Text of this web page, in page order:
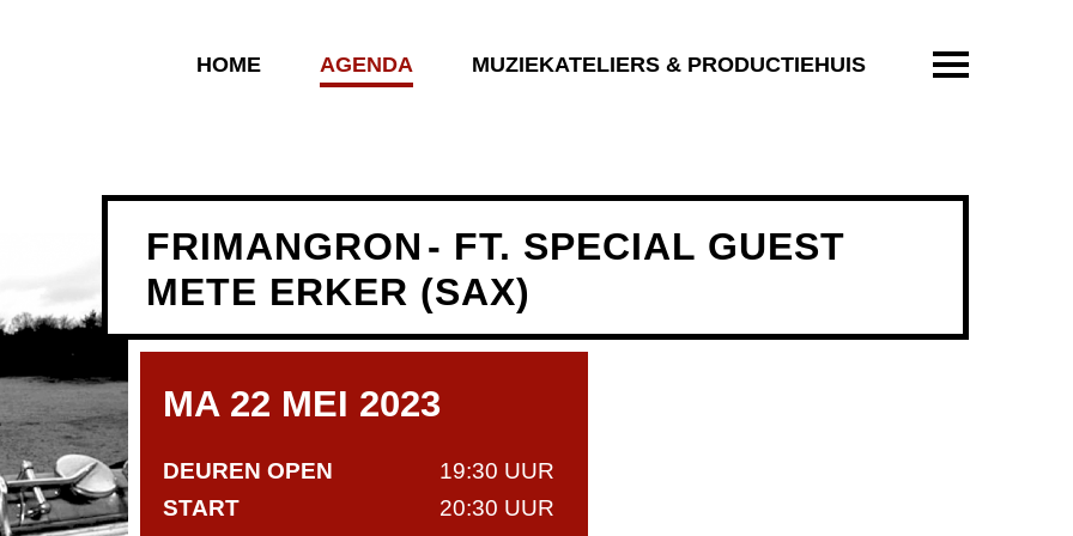
HOME AGENDA MUZIEKATELIERS & PRODUCTIEHUIS ENTER OM
FRIMANGRON - FT. SPECIAL GUEST
METE ERKER (SAX)
MA 22 MEI 2023
DEUREN OPEN
19:30 UUR
START
20:30 UUR